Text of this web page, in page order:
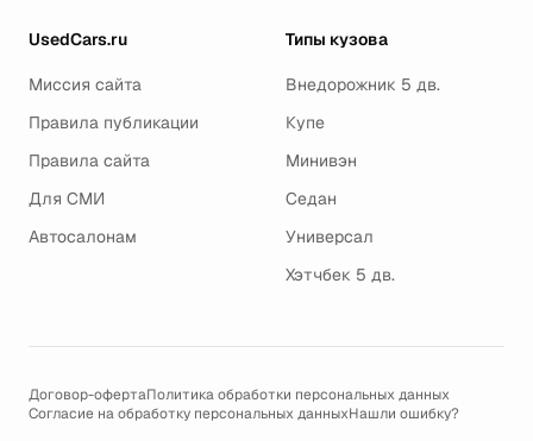
UsedCars.ru
Миссия сайта
Правила публикации
Правила сайта
Для СМИ
Автосалонам
Типы кузова
Внедорожник 5 дв.
Купе
Минивэн
Седан
Универсал
Хэтчбек 5 дв.
Договор-офертаПолитика обработки персональных данных
Согласие на обработку персональных данныхНашли ошибку?